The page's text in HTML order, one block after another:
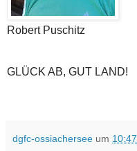
Robert Puschitz
GLÜCK AB, GUT LAND!
dgfc-ossiachersee um 10:47